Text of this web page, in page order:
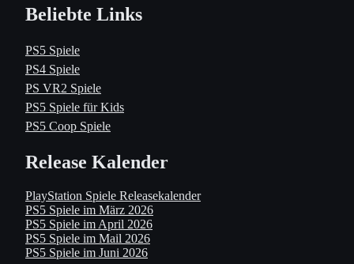
Beliebte Links
PS5 Spiele
PS4 Spiele
PS VR2 Spiele
PS5 Spiele für Kids
PS5 Coop Spiele
Release Kalender
PlayStation Spiele Releasekalender
PS5 Spiele im März 2026
PS5 Spiele im April 2026
PS5 Spiele im Mail 2026
PS5 Spiele im Juni 2026